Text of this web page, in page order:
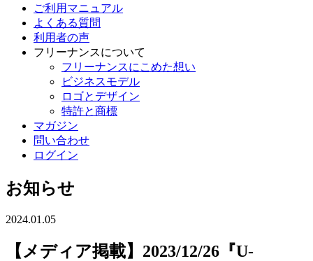
ご利用マニュアル
よくある質問
利用者の声
フリーナンスについて
フリーナンスにこめた想い
ビジネスモデル
ロゴとデザイン
特許と商標
マガジン
問い合わせ
ログイン
お知らせ
2024.01.05
【メディア掲載】2023/12/26『U-